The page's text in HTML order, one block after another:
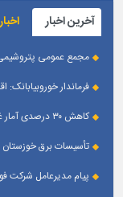
آخرین اخبار
مجمع عمومی پتروشیمی
فرماندار
کاهش ۳۰ درصدی آمار غرق‌شدگی در خوزستان طی سه سال گذشته
تأسیسات برق خوزستان
پیام مدیرعامل شرکت